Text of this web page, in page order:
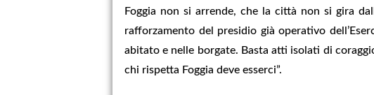
Foggia non si arrende, che la città non si gira
rafforzamento del presidio già operativo
abitato e nelle borgate. Basta atti isolati di
chi rispetta Foggia deve esserci”.